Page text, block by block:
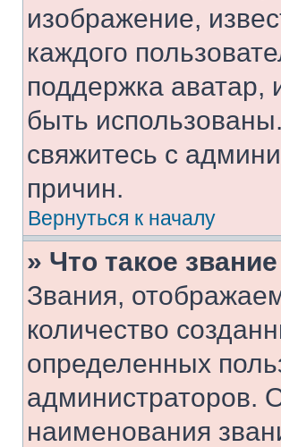
изображение,
каждого
поддержка аватар,
быть
свяжитесь с
причин.
Вернуться к началу
» Что такое
Звания,
количество
определенных
администраторов.
наименования